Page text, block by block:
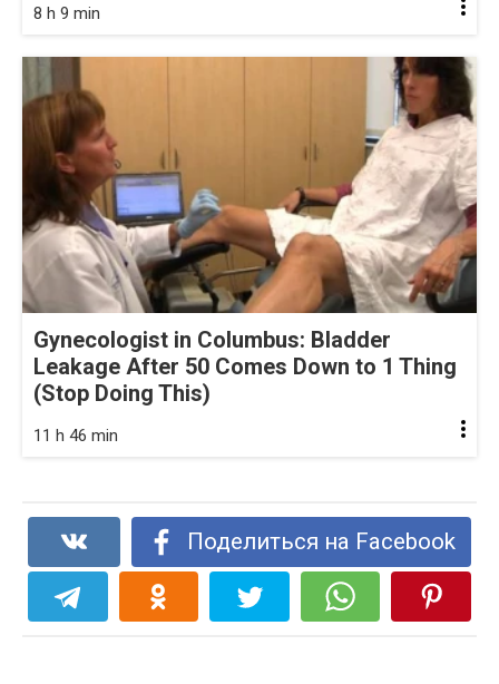
8 h 9 min
Gynecologist in Columbus: Bladder
Leakage After 50 Comes Down to 1 Thing
(Stop Doing This)
11 h 46 min
Поделиться на Facebook